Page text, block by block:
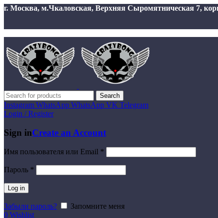
г. Москва, м.Чкаловская, Верхняя Сыромятническая 7,
Search
Instagram WhatsApp WhatsApp VK Telegram
Login / Register
Sign inCreate an Account
Имя пользователя или Email *
Пароль *
Log in
Забыли пароль?
Запомните меня
0 Wishlist